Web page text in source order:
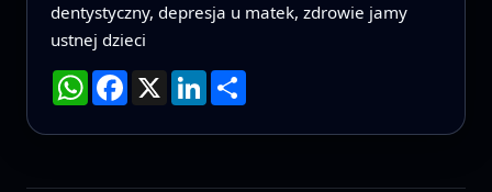
dentystyczny, depresja u matek, zdrowie jamy
ustnej dzieci
WhatsApp
Facebook
X LinkedInPodziel
się